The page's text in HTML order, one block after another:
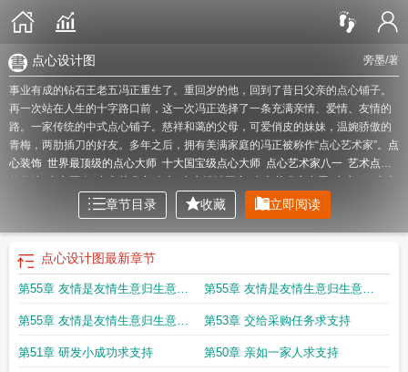
旁墨/著
点心设计图
事业有成的钻石王老五冯正重生了。重回岁的他，回到了昔日父亲的点心铺子。
再一次站在人生的十字路口前，这一次冯正选择了一条充满亲情、爱情、友情的
路。一家传统的中式点心铺子。慈祥和蔼的父母，可爱俏皮的妹妹，温婉骄傲的
青梅，两肋插刀的好友。多年之后，拥有美满家庭的冯正被称作“点心艺术家”。 点
心装饰 世界最顶级的点心大师 十大国宝级点心大师 点心艺术家八一 艺术点心
点心系列糕点艺术 点心艺术家 旁墨 点心的画法大全
艺术甜点点心专家点心设计图怎么画 点心 真实点心艺术家免费阅
读点心艺术家2k著名点心师点心作品点心是谁rebloom点心艺术家点心设
计图
点心艺术字点心艺术家顶点
画作品点心艺术家笔趣阁中国点心大师点心艺术家txt面点大师点心画师点
心艺术家类似点心大师加盟点心艺术家起点点心画画大全点心点心艺术家最
章节目录 收藏 立即阅读
点心设计图最新章节
第55章 友情是友情生意归生意求
支持
第55章 友情是友情生意归生意求
支持
第55章 友情是友情生意归生意求
支持
第53章 交给采购任务求支持
第51章 研发小成功求支持 第50章 亲如一家人求支持